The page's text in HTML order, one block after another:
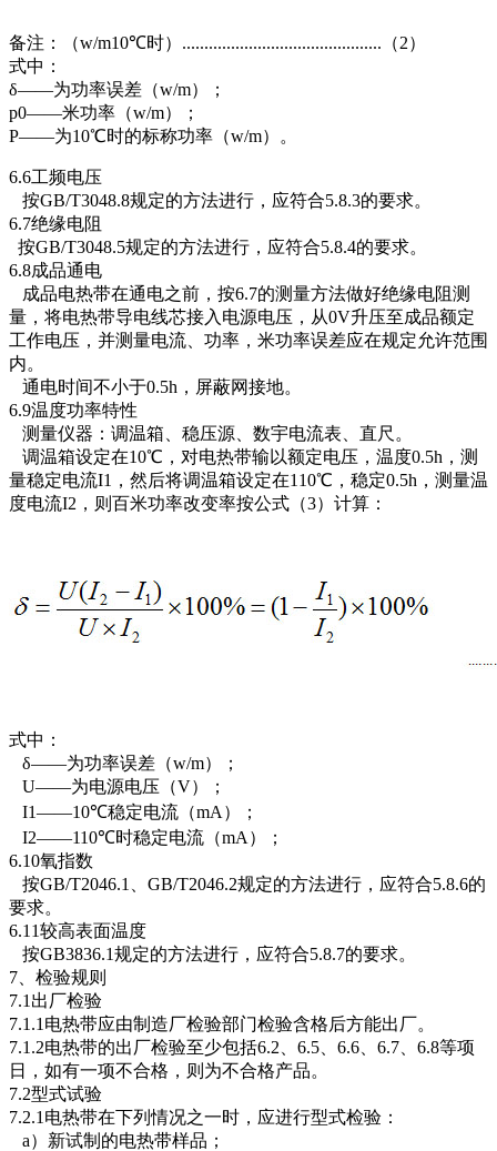
备注：（w/m10℃时）.............................................（2）
式中：
δ——为功率误差（w/m）；
p0——米功率（w/m）；
P——为10℃时的标称功率（w/m）。
6.6工频电压
按GB/T3048.8规定的方法进行，应符合5.8.3的要求。
6.7绝缘电阻
按GB/T3048.5规定的方法进行，应符合5.8.4的要求。
6.8成品通电
成品电热带在通电之前，按6.7的测量方法做好绝缘电阻测
量，将电热带导电线芯接入电源电压，从0V升压至成品额定
工作电压，并测量电流、功率，米功率误差应在规定允许范围
内。
通电时间不小于0.5h，屏蔽网接地。
6.9温度功率特性
测量仪器：调温箱、稳压源、数宇电流表、直尺。
调温箱设定在10℃，对电热带输以额定电压，温度0.5h，测
量稳定电流I1，然后将调温箱设定在110℃，稳定0.5h，测量温
度电流I2，则百米功率改变率按公式（3）计算：
式中：
δ——为功率误差（w/m）；
U——为电源电压（V）；
I1——10℃稳定电流（mA）；
I2——110℃时稳定电流（mA）；
6.10氧指数
按GB/T2046.1、GB/T2046.2规定的方法进行，应符合5.8.6的
要求。
6.11较高表面温度
按GB3836.1规定的方法进行，应符合5.8.7的要求。
7、检验规则
7.1出厂检验
7.1.1电热带应由制造厂检验部门检验含格后方能出厂。
7.1.2电热带的出厂检验至少包括6.2、6.5、6.6、6.7、6.8等项
日，如有一项不合格，则为不合格产品。
7.2型式试验
7.2.1电热带在下列情况之一时，应进行型式检验：
a）新试制的电热带样品；